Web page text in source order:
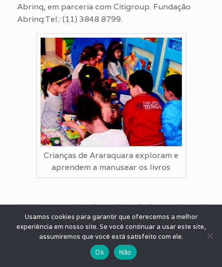
Abrinq, em parceria com Citigroup. Fundação
Abrinq:Tel.: (11) 3848 8799.
Crianças de Araraquara exploram e
aprendem a manusear os livros
Posted inBlog,Espaço Educativo,Revista Avisa lá #40and tagged
ambiente,Ana Carolina Carvalho,brinquedos,Denise Nalini
Eliana Chalmers Sisla,leitura,móveis,organização .
Usamos cookies para garantir que oferecemos a melhor
experiência em nosso site. Se você continuar a usar este site,
assumiremos que você está satisfeito com ele.
Ok Não